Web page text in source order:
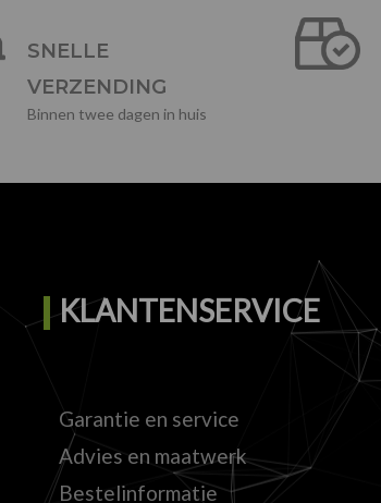
SNELLE
VERZENDING
Binnen twee dagen in huis
KLANTENSERVICE
Garantie en service
Advies en maatwerk
Bestelinformatie